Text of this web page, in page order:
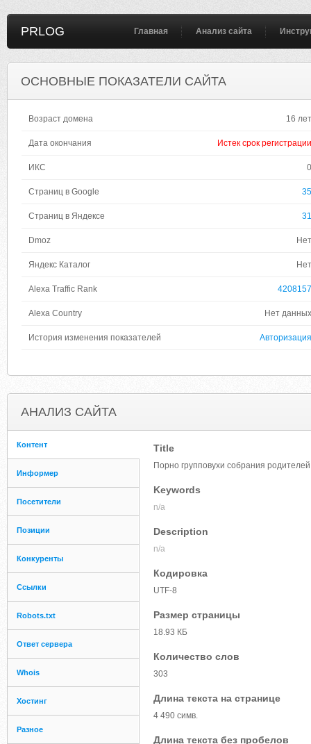
PRLOG Главная Анализ сайта
ОСНОВНЫЕ ПОКАЗАТЕЛИ САЙТА
Возраст домена 16 лет
Дата окончания Истек срок регистрации
ИКС 0
Страниц в Google 35
Страниц в Яндексе 31
Dmoz Нет
Яндекс Каталог Нет
Alexa Traffic Rank 4208157
Alexa Country Нет данных
История изменения показателей Авторизация
АНАЛИЗ САЙТА
Контент
Информер
Посетители
Позиции
Конкуренты
Ссылки
Robots.txt
Ответ сервера
Whois
Хостинг
Разное
Title
Порно групповухи собрания
Keywords
n/a
Description
n/a
Кодировка
UTF-8
Размер страницы
18.93 КБ
Количество слов
303
Длина текста на странице
4 490 симв.
Длина текста без пробелов